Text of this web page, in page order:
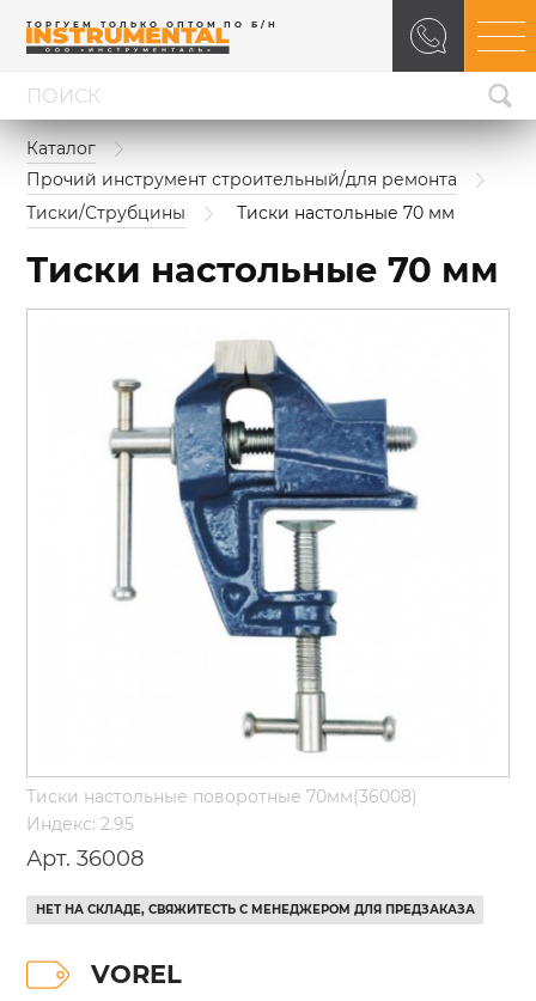
ТОРГУЕМ ТОЛЬКО ОПТОМ ПО Б/Н
Каталог
Прочий инструмент строительный/для ремонта
Тиски/Струбцины
Тиски настольные 70 мм
Тиски настольные 70 мм
Тиски настольные поворотные 70мм(36008)
Индекс: 2.95
Арт. 36008
НЕТ НА СКЛАДЕ, СВЯЖИТЕСТЬ С МЕНЕДЖЕРОМ ДЛЯ ПРЕДЗАКАЗА
VOREL